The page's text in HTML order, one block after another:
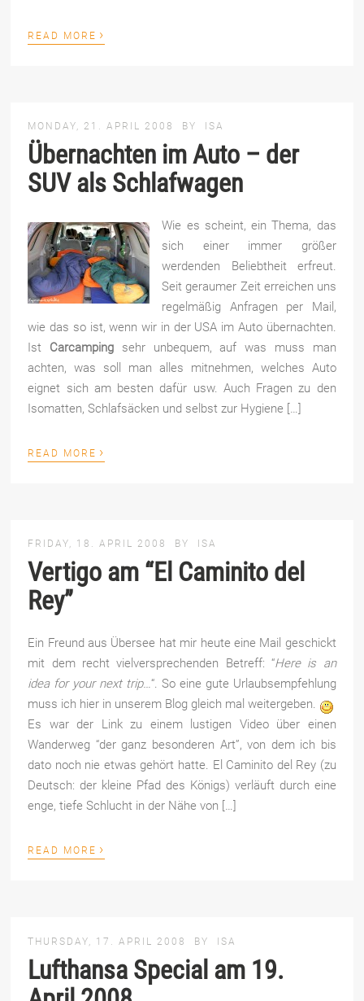
READ MORE ›
MONDAY, 21. APRIL 2008 BY ISA
Übernachten im Auto – der
SUV als Schlafwagen
Wie es scheint, ein Thema, das
sich einer immer größer
werdenden Beliebtheit erfreut.
Seit geraumer Zeit erreichen uns
regelmäßig Anfragen per Mail,
wie das so ist, wenn wir in der USA im Auto übernachten.
Ist Carcamping sehr unbequem, auf was muss man
achten, was soll man alles mitnehmen, welches Auto
eignet sich am besten dafür usw. Auch Fragen zu den
Isomatten, Schlafsäcken und selbst zur Hygiene […]
READ MORE ›
FRIDAY, 18. APRIL 2008 BY ISA
Vertigo am “El Caminito del
Rey”
Ein Freund aus Übersee hat mir heute eine Mail geschickt
mit dem recht vielversprechenden Betreff: “Here is an
idea for your next trip…“. So eine gute Urlaubsempfehlung
muss ich hier in unserem Blog gleich mal weitergeben.
Es war der Link zu einem lustigen Video über einen
Wanderweg “der ganz besonderen Art”, von dem ich bis
dato noch nie etwas gehört hatte. El Caminito del Rey (zu
Deutsch: der kleine Pfad des Königs) verläuft durch eine
enge, tiefe Schlucht in der Nähe von […]
READ MORE ›
THURSDAY, 17. APRIL 2008 BY ISA
Lufthansa Special am 19.